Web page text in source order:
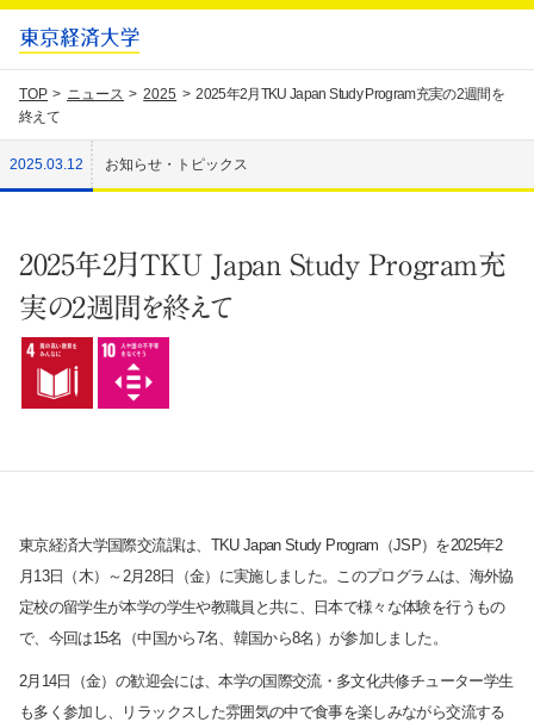
TOP ニュース 2025
2025年2月TKU Japan Study Program充実の2週間を
終えて
2025.03.12 お知らせ・トピックス
2025年2月TKU Japan Study Program充
実の2週間を終えて
東京経済大学国際交流課は、 TKU Japan Study Program （JSP）を2025年2
月13日（木）～2月28日（金）に実施しました。このプログラムは、海外協
定校の留学生が本学の学生や教職員と共に、日本で様々な体験を行うもの
で、今回は15名（中国から7名、韓国から8名）が参加しました。
2月 14日（金）の歓迎会には、本学の国際交流・多文化共修チューター学生
も多く参加し、リラックスした雰囲気の中で食事を楽しみながら交流する